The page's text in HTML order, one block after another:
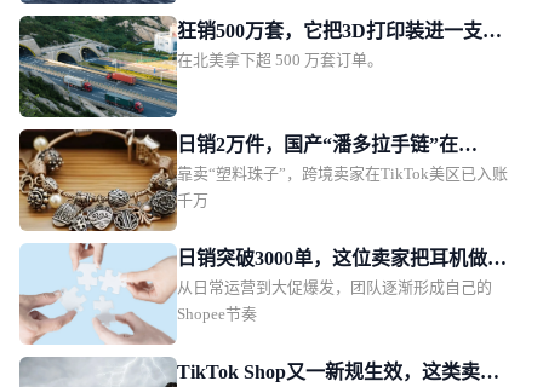
狂销500万套，它把3D打印装进一支
笔！
在北美拿下超 500 万套订单。
日销2万件，国产“潘多拉手链”在
TikTok美区爆单
靠卖“塑料珠子”，跨境卖家在TikTok美区已入账
千万
日销突破3000单，这位卖家把耳机做成
了东南亚年轻人的时尚单品
从日常运营到大促爆发，团队逐渐形成自己的
Shopee节奏
TikTok Shop又一新规生效，这类卖家